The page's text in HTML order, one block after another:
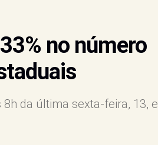
no número
da última sexta-feira, 13, e